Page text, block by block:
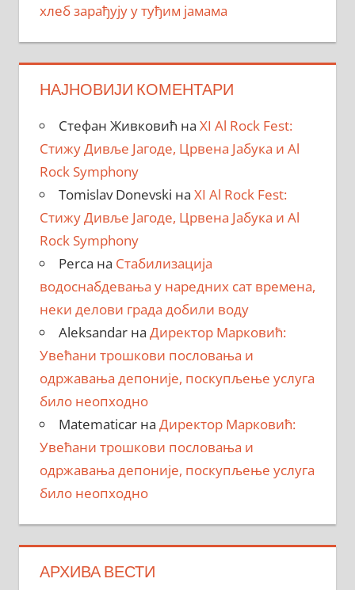
хлеб зарађују у туђим јамама
НАЈНОВИЈИ КОМЕНТАРИ
Стефан Живковић на XI Al Rock Fest:
Стижу Дивље Јагоде, Црвена Јабука и Al
Rock Symphony
Tomislav Donevski на XI Al Rock Fest:
Стижу Дивље Јагоде, Црвена Јабука и Al
Rock Symphony
Perca на Стабилизација
водоснабдевања у наредних сат времена,
неки делови града добили воду
Aleksandarна Директор Марковић:
Увећани трошкови пословања и
одржавања депоније, поскупљење услуга
било неопходно
Matematicarна Директор Марковић:
Увећани трошкови пословања и
одржавања депоније, поскупљење услуга
било неопходно
АРХИВА ВЕСТИ